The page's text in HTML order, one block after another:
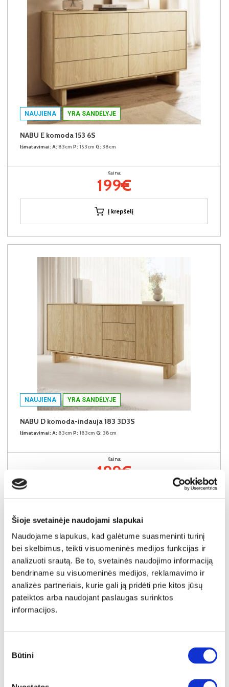
Šioje svetainėje naudojami slapukai
Naudojame slapukus, kad galėtume suasmeninti turinį
bei skelbimus, teikti visuomeninės medijos funkcijas ir
analizuoti srautą. Be to, svetainės naudojimo informaciją
bendriname su visuomeninės medijos, reklamavimo ir
analizės partneriais, kurie gali ją pridėti prie kitos jūsų
pateiktos arba naudojant paslaugas surinktos
informacijos.
pasirinkimas
Būtini
NAUJIENA YRA SANDĖLYJE
NABU E komoda 153 6S
Išmatavimai: A: 83cm P: 153cm G: 38cm
Kaina:
199€
Į krepšelį
NAUJIENA YRA SANDĖLYJE
NABU D komoda-indauja 183 3D3S
Išmatavimai: A: 83cm P: 183cm G: 38cm
Kaina:
199€